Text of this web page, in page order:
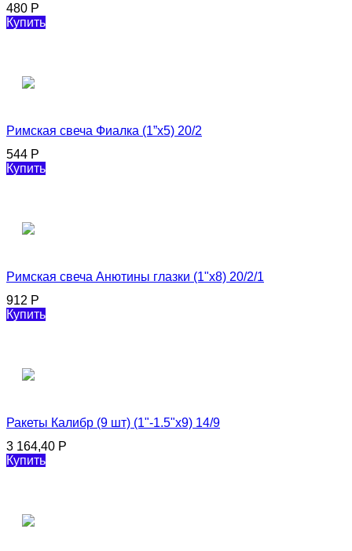
480 Р
Купить
Римская свеча Фиалка (1”х5) 20/2
544 Р
Купить
Римская свеча Анютины глазки (1"х8) 20/2/1
912 Р
Купить
Ракеты Калибр (9 шт) (1"-1.5"х9) 14/9
3 164,40 Р
Купить